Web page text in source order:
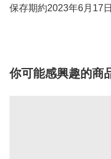
保存期約2023年6月17
你可能感興趣的商